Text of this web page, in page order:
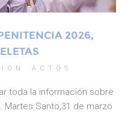
2026,
ACTOS
toda la información sobre
Santo,31 de marzo